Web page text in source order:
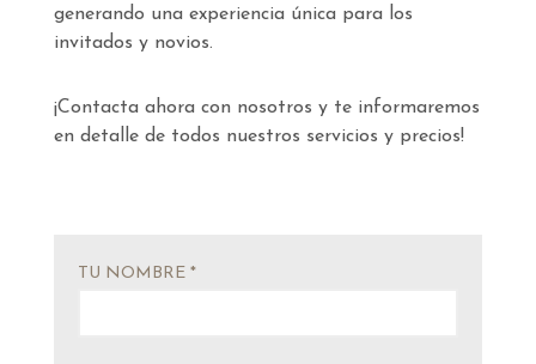
generando una experiencia única para los
invitados y novios.
¡Contacta ahora con nosotros y te informaremos
en detalle de todos nuestros servicios y precios!
TU NOMBRE *